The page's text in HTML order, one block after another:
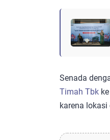
Senada
Timah Tbk
karena